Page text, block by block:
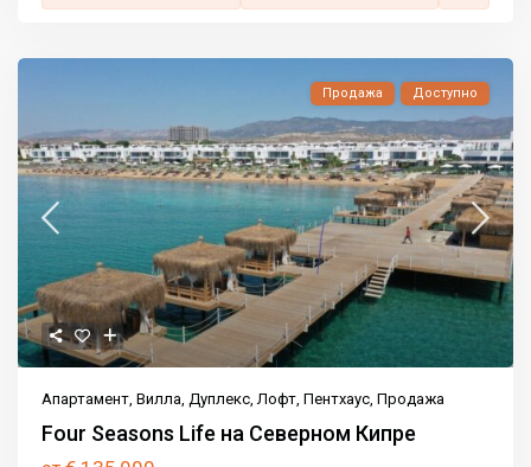
Продажа Доступно
Апартамент,Вилла,Дуплекс,Лофт,Пентхаус,Продажа
Four Seasons Life на Северном Кипре